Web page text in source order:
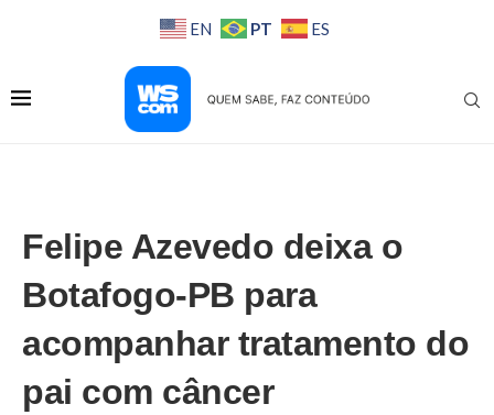
EN PT ES
Felipe Azevedo deixa o
Botafogo-PB para
acompanhar tratamento do
pai com câncer